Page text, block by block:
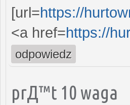
[url=https://
<a href=https://
odpowiedz
prД™t 10 waga